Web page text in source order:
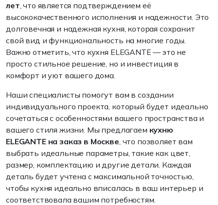
лет, что является подтверждением её
высококачественного исполнения и надежности. Это
долговечная и надежная кухня, которая сохранит
свой вид и функциональность на многие годы.
Важно отметить, что кухня ELEGANTE — это не
просто стильное решение, но и инвестиция в
комфорт и уют вашего дома.
Наши специалисты помогут вам в создании
индивидуального проекта, который будет идеально
сочетаться с особенностями вашего пространства и
вашего стиля жизни. Мы предлагаем кухню
ELEGANTE на заказ в Москве, что позволяет вам
выбрать идеальные параметры, такие как цвет,
размер, комплектацию и другие детали. Каждая
деталь будет учтена с максимальной точностью,
чтобы кухня идеально вписалась в ваш интерьер и
соответствовала вашим потребностям.